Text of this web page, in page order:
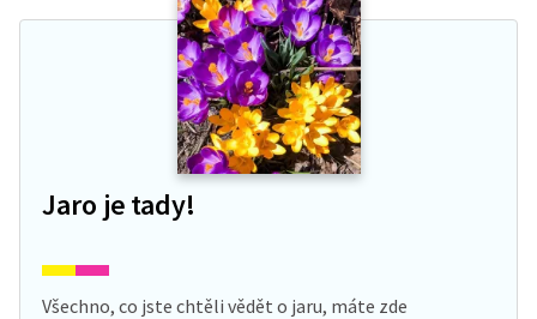
Jaro je tady!
Všechno, co jste chtěli vědět o jaru, máte zde